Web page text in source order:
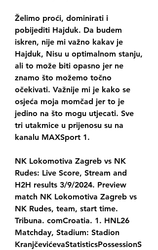
Želimo proći, dominirati i
pobijediti Hajduk. Da budem
iskren, nije mi važno kakav je
Hajduk, Nisu u optimalnom stanju,
ali to može biti opasno jer ne
znamo što možemo točno
očekivati. Važnije mi je kako se
osjeća moja momčad jer to je
jedino na što mogu utjecati. Sve
tri utakmice u prijenosu su na
kanalu MAXSport 1.
NK Lokomotiva Zagreb vs NK
Rudes: Live Score, Stream and
H2H results 3/9/2024. Preview
match NK Lokomotiva Zagreb vs
NK Rudes, team, start time.
Tribuna. comCroatia. 1. HNL26
Matchday, Stadium: Stadion
KranjčevićevaStatisticsPossessionS